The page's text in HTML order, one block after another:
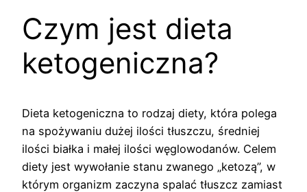
Czym jest dieta
ketogeniczna?
Dieta ketogeniczna to rodzaj diety, która polega
na spożywaniu dużej ilości tłuszczu, średniej
ilości białka i małej ilości węglowodanów. Celem
diety jest wywołanie stanu zwanego „ketozą”, w
którym organizm zaczyna spalać tłuszcz zamiast